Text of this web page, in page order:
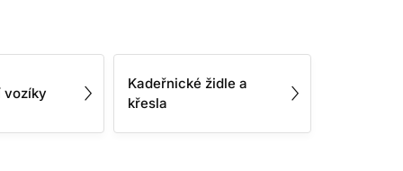
vozíky
Kadeřnické židle a
křesla